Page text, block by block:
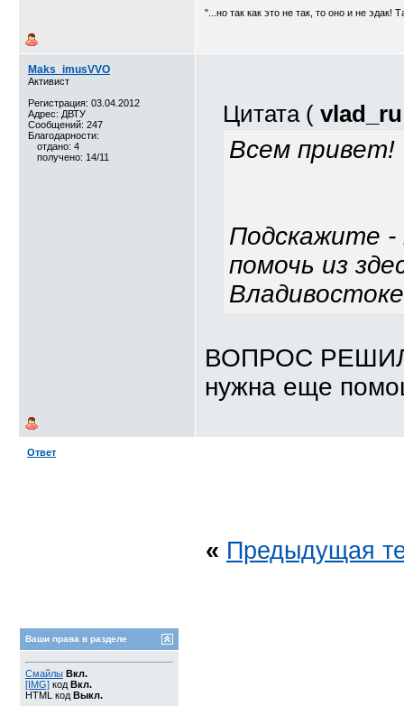
"...но так как это не так, то оно и не эдак!
Maks_imusVVO
Активист
Регистрация: 03.04.2012
Адрес: ДВТУ
Сообщений: 247
Благодарности:
отдано: 4
получено: 14/11
Цитата ( vlad_ru
Всем привет!
Подскажите
помочь из
ВОПРОС
нужна еще
Ответ
« Предыдущая
Ваши права в разделе
Смайлы Вкл.
[IMG] код Вкл.
HTML код Выкл.